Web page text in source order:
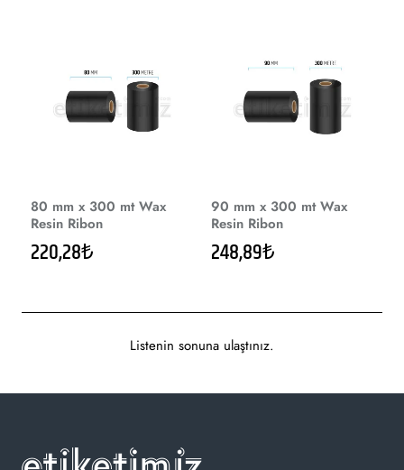
80 mm x 300 mt Wax
Resin Ribon
220,28₺
90 mm x 300 mt Wax
Resin Ribon
248,89₺
Listenin sonuna ulaştınız.